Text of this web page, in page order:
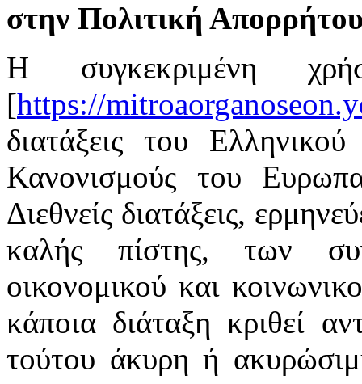
στην Πολιτική
Η συγκεκριμένη
[https://
διατάξεις του
Κανονισμούς του
Διεθνείς διατάξεις,
καλής πίστης, των
οικονομικού και
κάποια διάταξη κριθεί
τούτου άκυρη ή